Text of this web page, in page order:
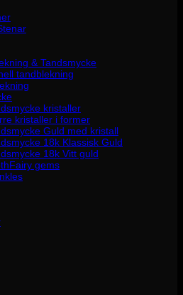
& Tandsmycke
tandblekning
kristaller
kristaller i former
Guld med kristall
18k Klassisk Guld
18k Vitt guld
gems